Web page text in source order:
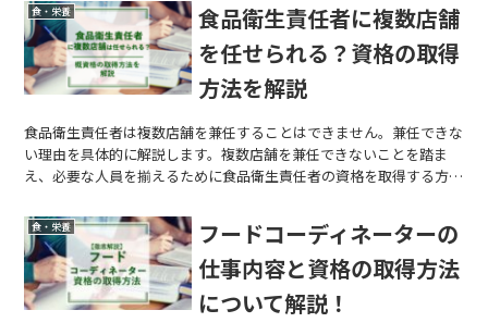
食・栄養
食品衛生責任者に複数店舗
を任せられる？資格の取得
方法を解説
食品衛生責任者は複数店舗を兼任することはできません。兼任できな
い理由を具体的に解説します。複数店舗を兼任できないことを踏ま
え、必要な人員を揃えるために食品衛生責任者の資格を取得する方法
食・栄養
フードコーディネーターの
仕事内容と資格の取得方法
について解説！